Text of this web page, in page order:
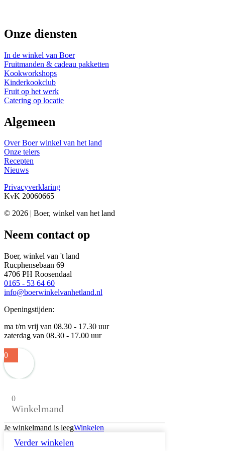
Onze diensten
In de winkel van Boer
Fruitmanden & cadeau pakketten
Kookworkshops
Kinderkookclub
Fruit op het werk
Catering op locatie
Algemeen
Over Boer winkel van het land
Onze telers
Recepten
Nieuws
Privacyverklaring
KvK 20060665
© 2026 | Boer, winkel van het land
Neem contact op
Boer, winkel van 't land
Rucphensebaan 69
4706 PH Roosendaal
0165 - 53 64 60
info@boerwinkelvanhetland.nl
Openingstijden:
ma t/m vrij van 08.30 - 17.30 uur
zaterdag van 08.30 - 17.00 uur
0
0
Winkelmand
Je winkelmand is leegWinkelen
Verder winkelen